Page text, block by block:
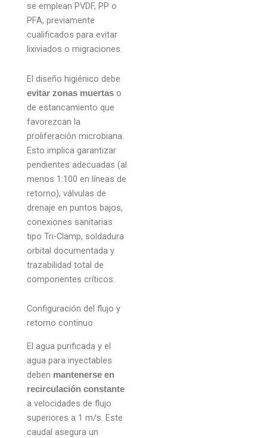
se emplean PVDF, PP o
PFA, previamente
cualificados para evitar
lixiviados o migraciones.
El diseño higiénico debe
evitar zonas muertaso
de estancamiento que
favorezcan la
proliferación microbiana.
Esto implica garantizar
pendientes adecuadas (al
menos 1:100 en líneas de
retorno), válvulas de
drenaje en puntos bajos,
conexiones sanitarias
tipo Tri-Clamp, soldadura
orbital documentada y
trazabilidad total de
componentes críticos.
Configuración del flujo y
retorno continuo
El agua purificada y el
agua para inyectables
deben mantenerse en
recirculación constante
a velocidades de flujo
superiores a 1 m/s. Este
caudal asegura un